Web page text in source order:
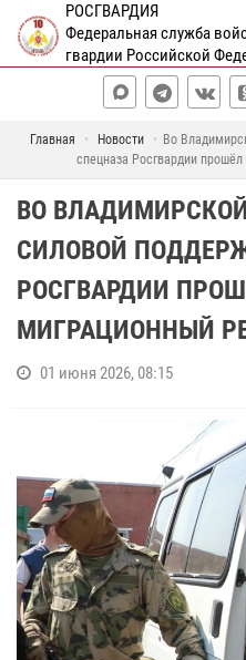
РОСГВАРДИЯ
Федеральная служба
гвардии Российской
Главная Новости
Во
спецназа Росгвардии
ВО
СИЛОВОЙ
РОСГВАРДИИ
МИГРАЦИОННЫЙ
01 июня 2026, 08:15